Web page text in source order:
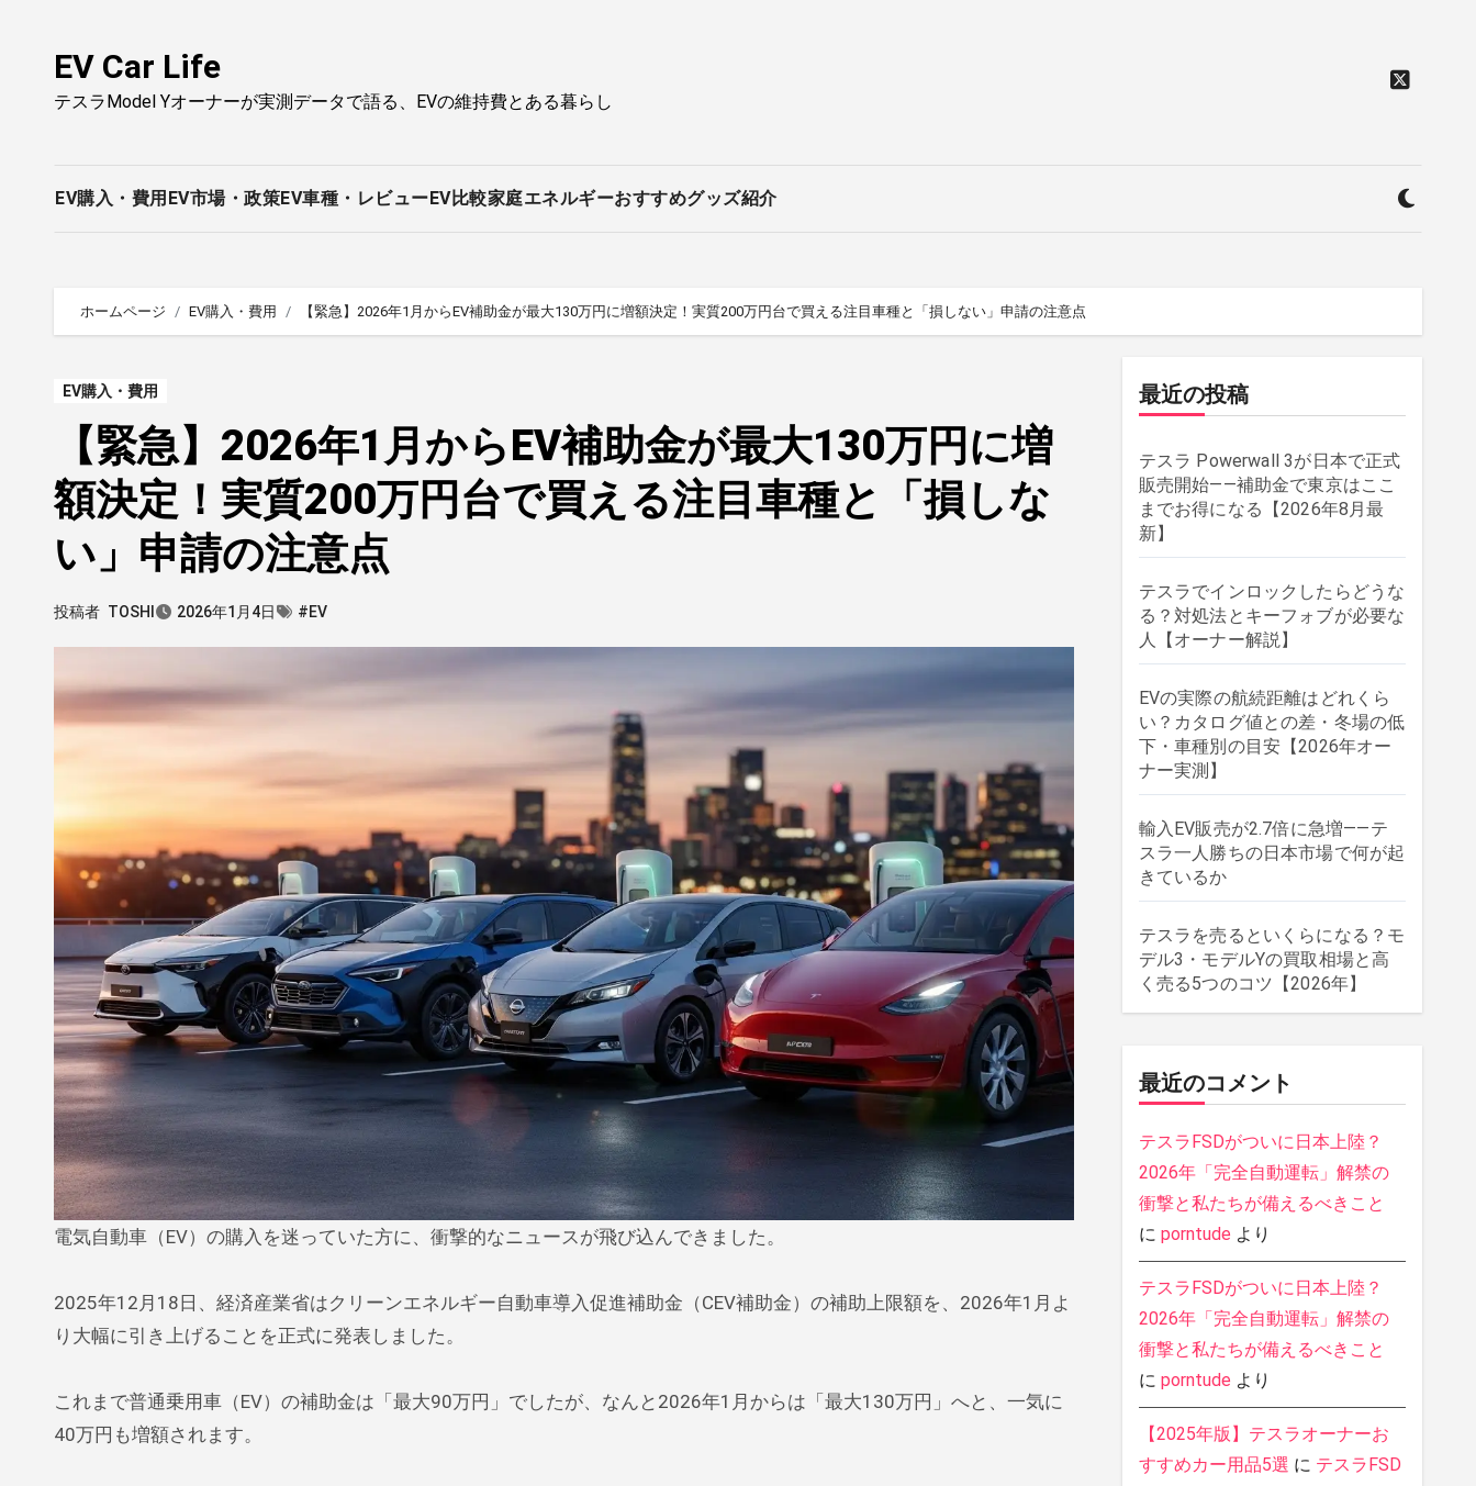
EV Car Life
テスラModel Yオーナーが実測データで語る、EVの維持費とある暮らし
EV購入・費用 EV市場・政策EV車種・レビューEV比較家庭エネルギーおすすめグッズ紹介
ホームページ EV購入・費用 【緊急】2026年1月からEV補助金が最大130万円に増額決定！実質200万円台で買える注目車種と「損しない」申請の注意点
EV購入・費用
【緊急】2026年1月からEV補助金が最大130万円に増
額決定！実質200万円台で買える注目車種と「損しな
い」申請の注意点
投稿者 TOSHI 2026年1月4日 #EV
電気自動車（EV）の購入を迷っていた方に、衝撃的なニュースが飛び込んできました。
2025年12月18日、経済産業省はクリーンエネルギー自動車導入促進補助金（CEV補助金）の補助上限額を、2026年1月よ
り大幅に引き上げることを正式に発表しました。
これまで普通乗用車（EV）の補助金は「最大90万円」でしたが、なんと2026年1月からは「最大130万円」へと、一気に
40万円も増額されます。
最近の投稿
テスラ Powerwall 3が日本で正式
販売開始——補助金で東京はここ
までお得になる【2026年8月最
新】
テスラでインロックしたらどうな
る？対処法とキーフォブが必要な
人【オーナー解説】
EVの実際の航続距離はどれくら
い？カタログ値との差・冬場の低
下・車種別の目安【2026年オー
ナー実測】
輸入EV販売が2.7倍に急増——テ
スラ一人勝ちの日本市場で何が起
きているか
テスラを売るといくらになる？モ
デル3・モデルYの買取相場と高
く売る5つのコツ【2026年】
最近のコメント
テスラFSDがついに日本上陸？
2026年「完全自動運転」解禁の
衝撃と私たちが備えるべきこと
に porntude より
テスラFSDがついに日本上陸？
2026年「完全自動運転」解禁の
衝撃と私たちが備えるべきこと
に porntude より
【2025年版】テスラオーナーお
すすめカー用品5選 に テスラFSD